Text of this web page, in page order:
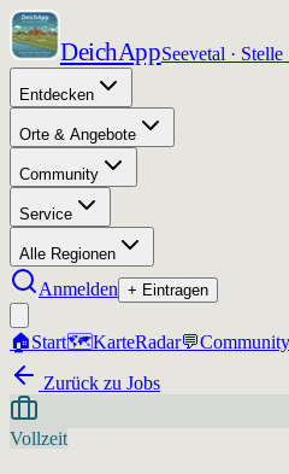
DeichAppSeevetal ·
Entdecken
Orte & Angebote
Community
Service
Alle Regionen
Anmelden + Eintragen
🏠Start🗺️KarteRadar💬Community
Zurück zu Jobs
Vollzeit